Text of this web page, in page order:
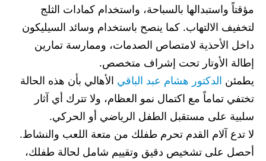
مؤقتاً واستبدالها بالسباحة، واستخدام كمادات الثلج
لتخفيف الالتهاب. كما ينصح باستخدام وسائد السيليكون
داخل الأحذية لامتصاص الصدمات، وممارسة تمارين
إطالة الأوتار تحت إشراف متخصص.
يطمئن الدكتور هشام عبد الباقي الأهالي بأن هذه الحالة
تختفي تماماً مع اكتمال نمو العظام، ولا تترك أي آثار
سلبية على مستقبل الطفل الرياضي أو الحركي.
لا تدع آلام القدم تحرم طفلك من متعة اللعب والنشاط.
أحصل على تشخيص دقيق وتقييم شامل لحالة طفلك،